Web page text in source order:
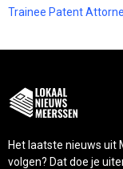
Trainee Patent
Het laatste nieuws uit
volgen? Dat doe je